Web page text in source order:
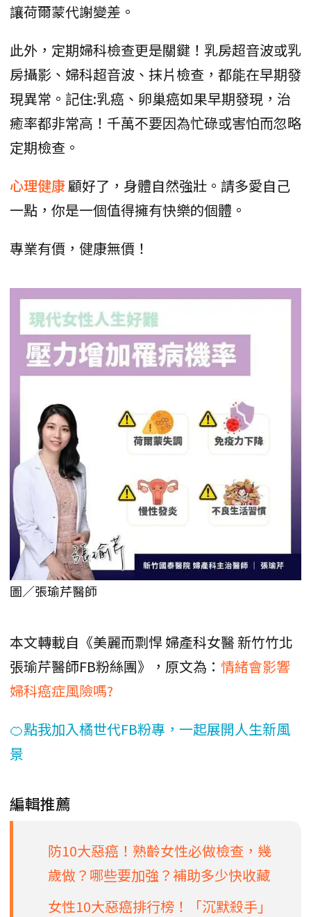
讓荷爾蒙代謝變差。
此外，定期婦科檢查更是關鍵！乳房超音波或乳
房攝影、婦科超音波、抹片檢查，都能在早期發
現異常。記住:乳癌、卵巢癌如果早期發現，治
癒率都非常高！千萬不要因為忙碌或害怕而忽略
定期檢查。
心理健康顧好了，身體自然強壯。請多愛自己
一點，你是一個值得擁有快樂的個體。
專業有價，健康無價！
圖／張瑜芹醫師
本文轉載自《美麗而剽悍 婦產科女醫 新竹竹北
張瑜芹醫師FB粉絲團》，原文為： 情緒會影響
婦科癌症風險嗎?
🍊點我加入橘世代FB粉專，一起展開人生新風
景
編輯推薦
防10大惡癌！熟齡女性必做檢查，幾
歲做？哪些要加強？補助多少快收藏
女性10大惡癌排行榜！「沉默殺手」